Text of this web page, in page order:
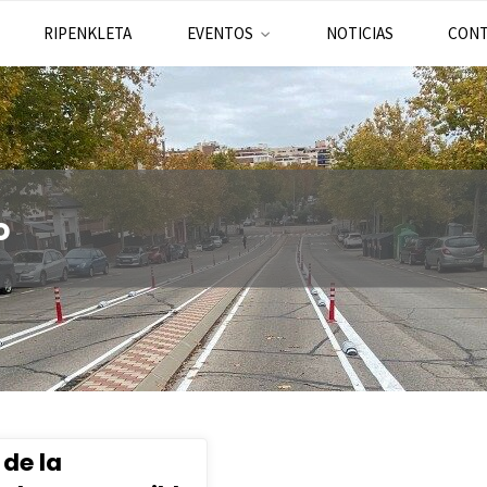
RIPENKLETA EVENTOS NOTICIAS
la